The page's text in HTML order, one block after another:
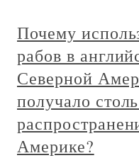
Почему
рабов в
Северной
получало
Америке?